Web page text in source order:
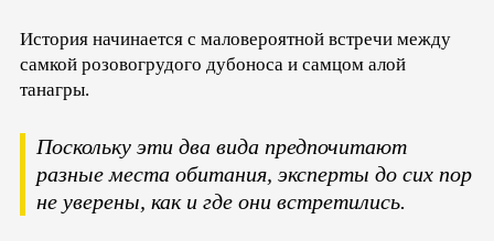
История начинается с маловероятной встречи между
самкой розовогрудого дубоноса и самцом алой
танагры.
Поскольку эти два вида предпочитают
разные места обитания, эксперты до сих пор
не уверены, как и где они встретились.